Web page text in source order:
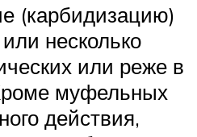
(карбидизацию)
несколько
или реже в
муфельных
действия,